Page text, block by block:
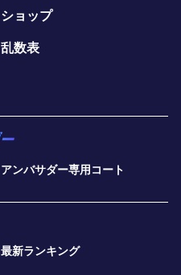
ショップ
乱数表
アンバサダー専用コート
最新ランキング